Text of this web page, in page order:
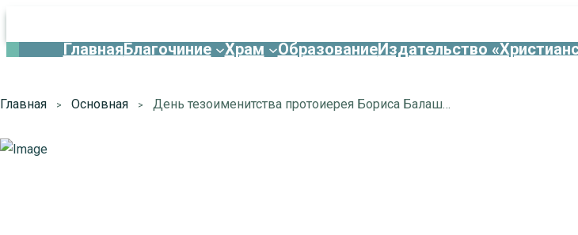
ГлавнаяБлагочиние Храм ОбразованиеИздательство
Главная Основная День тезоименитства протоиерея Бориса Балашова